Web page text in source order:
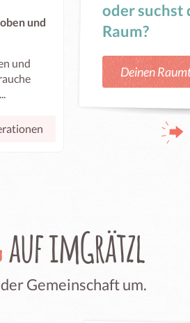
und
und
oder suchst
Raum?
Deinen
auf imGrätzl
Gemeinschaft um.